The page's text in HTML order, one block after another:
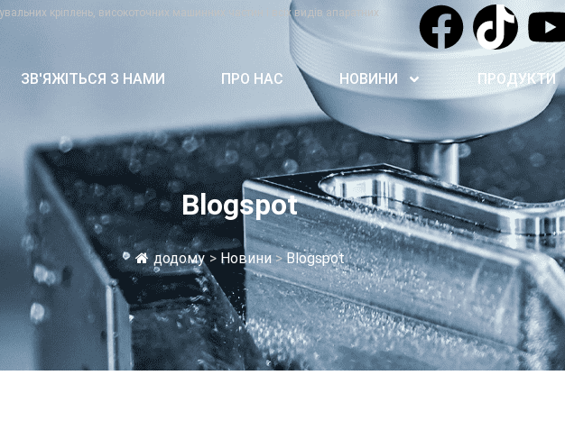
кріплень, високоточних машинних частин і всіх видів апаратних
ЗВ'ЯЖІТЬСЯ З НАМИ ПРО НАС НОВИНИ ПРОДУКТИ
Blogspot
додому > Новини > Blogspot